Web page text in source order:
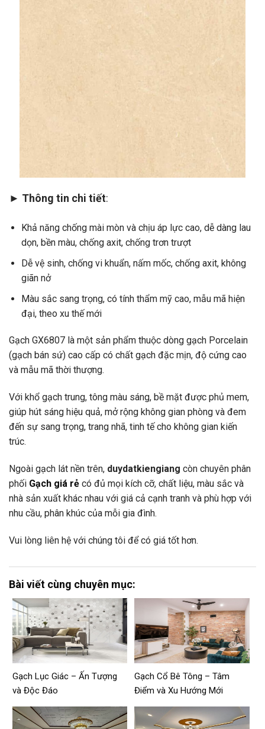
► Thông tin chi tiết:
Khả năng chống mài mòn và chịu áp lực cao, dễ dàng lau
dọn, bền màu, chống axit, chống trơn trượt
Dễ vệ sinh, chống vi khuẩn, nấm mốc, chống axit, không
giãn nở
Màu sắc sang trọng, có tính thẩm mỹ cao, mẫu mã hiện
đại, theo xu thế mới
Gạch GX6807 là một sản phẩm thuộc dòng gạch Porcelain
(gạch bán sứ) cao cấp có chất gạch đặc mịn, độ cứng cao
và mẫu mã thời thượng.
Với khổ gạch trung, tông màu sáng, bề mặt được phủ mem,
giúp hút sáng hiệu quả, mở rộng không gian phòng và đem
đến sự sang trọng, trang nhã, tinh tế cho không gian kiến
trúc.
Ngoài gạch lát nền trên, duydatkiengiang còn chuyên phân
phối Gạch giá rẻ có đủ mọi kích cỡ, chất liệu, màu sắc và
nhà sản xuất khác nhau với giá cả cạnh tranh và phù hợp với
nhu cầu, phân khúc của mỗi gia đình.
Vui lòng liên hệ với chúng tôi để có giá tốt hơn.
Bài viết cùng chuyên mục:
Gạch Lục Giác – Ấn Tượng
và Độc Đáo
Gạch Cổ Bê Tông – Tâm
Điểm và Xu Hướng Mới